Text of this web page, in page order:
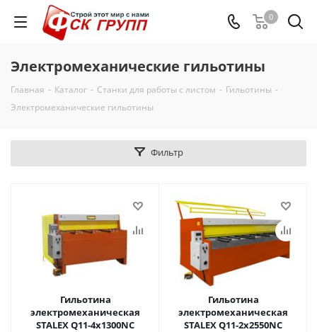
0
Электромеханические гильотины
Главная - Каталог - Станки для работы с листом - Гильотины -
Электромеханические гильотины
Фильтр
Гильотина
электромеханическая
STALEX Q11-4х1300NC
Гильотина
электромеханическая
STALEX Q11-2х2550NC